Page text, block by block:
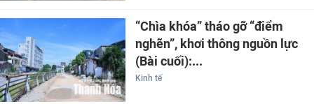
“Chìa khóa” tháo gỡ “điểm
nghẽn”, khơi thông nguồn lực
(Bài cuối):...
Kinh tế